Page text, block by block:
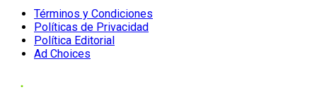
Términos y Condiciones
Políticas de Privacidad
Política Editorial
Ad Choices